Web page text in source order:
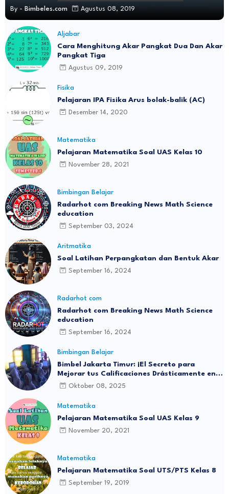
By - Bimbeles.com Agustus 08, 2019
Aljabar
Cara Menghitung Akar Pangkat Dua Dan Akar
Pangkat Tiga
Agustus 09, 2019
Fisika
Pelajaran IPA Fisika Arus bolak-balik (AC)
Desember 14, 2020
Matematika
Pelajaran Matematika Soal UAS Kelas 10
November 28, 2021
Bimbingan Belajar
Radarhot com Breaking News Math Science
education
September 03, 2024
Aritmatika
Soal Latihan Perpangkatan dan Bentuk Akar
September 16, 2024
Radarhot com
Radarhot com Breaking News Math Science
education
September 16, 2024
Bimbingan Belajar
Bimbel Jakarta Timur: ¡El Secreto para
Mejorar tus Calificaciones Drásticamente en 3
Meses!Oktober 08, 2025
Matematika
Pelajaran Matematika Soal UAS Kelas 9
November 20, 2021
Matematika
Pelajaran Matematika Soal UTS/PTS Kelas 8
September 19, 2019